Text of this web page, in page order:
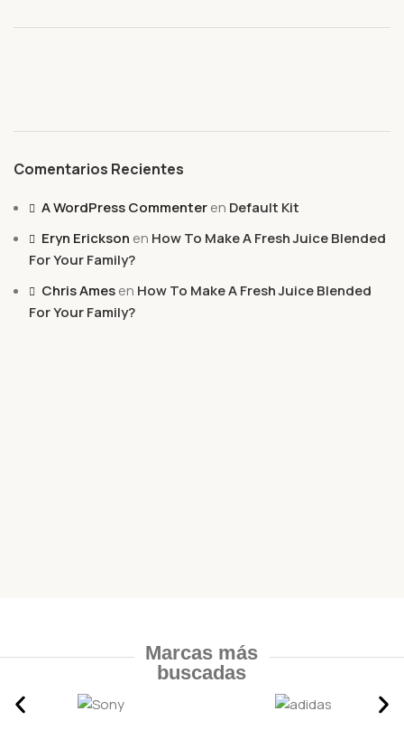
Comentarios Recientes
A WordPress Commenteren Default Kit
Eryn Erickson en How To Make A Fresh Juice Blended
For Your Family?
Chris Amesen How To Make A Fresh Juice Blended
For Your Family?
Marcas más
buscadas